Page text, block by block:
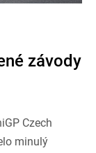
závody
Czech
minulý